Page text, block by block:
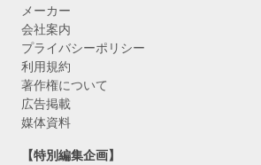
メーカー
会社案内
プライバシーポリシー
利用規約
著作権について
広告掲載
媒体資料
【特別編集企画】